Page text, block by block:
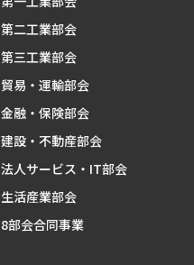
第二工業部会
第三工業部会
貿易・運輸部会
金融・保険部会
建設・不動産部会
法人サービス・IT部会
生活産業部会
8部会合同事業